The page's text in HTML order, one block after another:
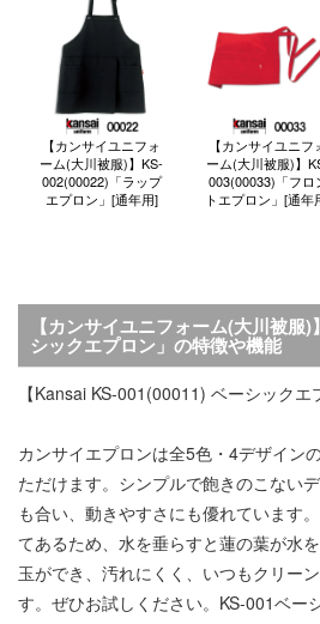
【カンサイユニフォ
ーム(大川被服)】KS-
002(00022)「ラップ
エプロン」[通年用]
【カンサイユニフ
ーム(大川被服)】
003(00033)「フロ
トエプロン」[通年
【カンサイユニフォーム(大川被服
シックエプロン」の特徴や機能
【Kansai KS-001(00011) ベーシックエ
カンサイエプロンは全5色・4デザイン
ただけます。シンプルで飽きのこない
も合い、動きやすさにも優れています
てあるため、水を垂らすと蓮の葉が水
玉ができ、汚れにくく、いつもクリー
す。ぜひお試しください。KS-001ベー